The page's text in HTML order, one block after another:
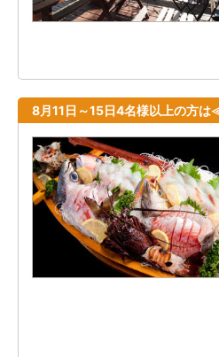
8月11日～15日4名様以上の方